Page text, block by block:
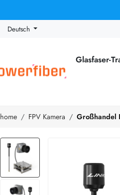
Deutsch
Glasfaser-
home FPV Kamera Großhandel